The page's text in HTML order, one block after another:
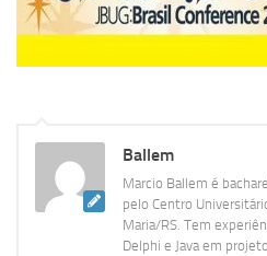
Ballem
Marcio Ballem é
pelo Centro
Maria/RS. Tem
Delphi e Java em